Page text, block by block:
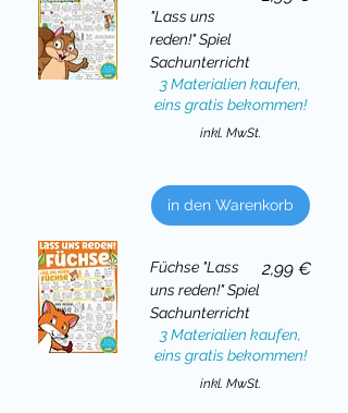
"Lass uns
reden!" Spiel
Sachunterricht
3 Materialien kaufen,
eins gratis bekommen!
inkl. MwSt.
in den Warenkorb
Füchse "Lass
uns reden!" Spiel
Sachunterricht
Preis
2,99 €
3 Materialien kaufen,
eins gratis bekommen!
inkl. MwSt.